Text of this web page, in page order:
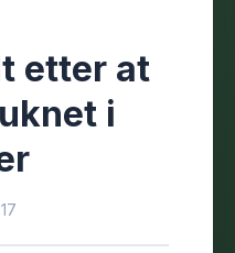
etter at
i